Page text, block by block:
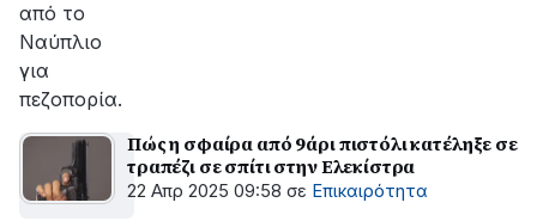
από το
Ναύπλιο
για
πεζοπορία.
Πώς η σφαίρα από 9άρι πιστόλι κατέληξε σε
τραπέζι σε σπίτι στην Ελεκίστρα
22 Απρ 2025 09:58 σε Επικαιρότητα